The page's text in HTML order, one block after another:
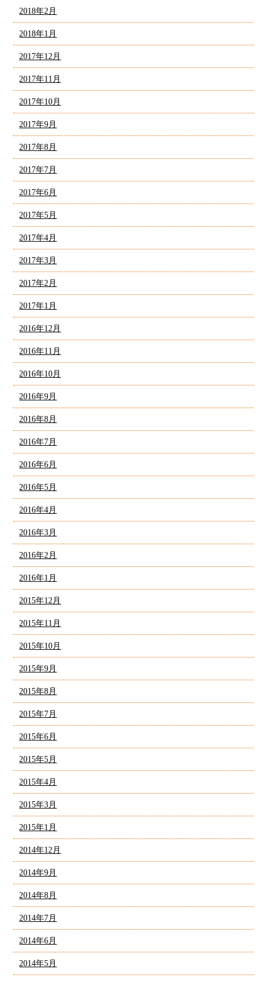
2018年2月
2018年1月
2017年12月
2017年11月
2017年10月
2017年9月
2017年8月
2017年7月
2017年6月
2017年5月
2017年4月
2017年3月
2017年2月
2017年1月
2016年12月
2016年11月
2016年10月
2016年9月
2016年8月
2016年7月
2016年6月
2016年5月
2016年4月
2016年3月
2016年2月
2016年1月
2015年12月
2015年11月
2015年10月
2015年9月
2015年8月
2015年7月
2015年6月
2015年5月
2015年4月
2015年3月
2015年1月
2014年12月
2014年9月
2014年8月
2014年7月
2014年6月
2014年5月